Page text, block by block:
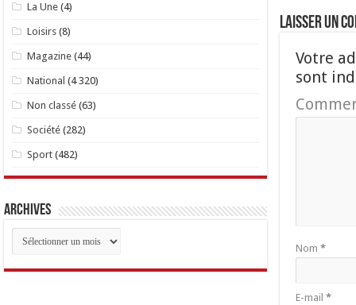
Laisser un
Votre
sont
Nom *
E-mail *
La Une (4)
Loisirs (8)
Magazine (44)
National (4 320)
Non classé (63)
Société (282)
Sport (482)
Archives
Archives